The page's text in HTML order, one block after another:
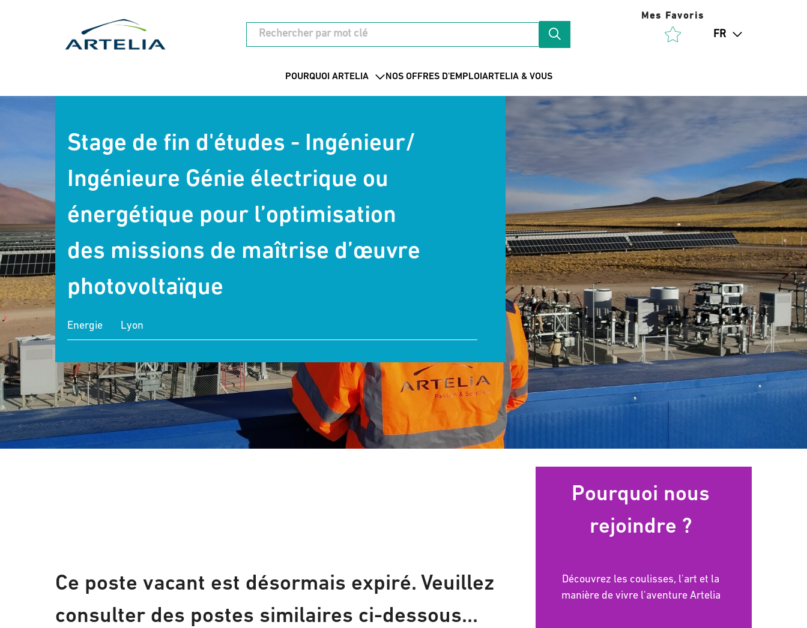
Mes Favoris
FR
POURQUOI ARTELIA NOS OFFRES D'EMPLOI ARTELIA & VOUS
Stage de fin d'études - Ingénieur/
Ingénieure Génie électrique ou
énergétique pour l’optimisation
des missions de maîtrise d’œuvre
photovoltaïque
Energie Lyon
Ce poste vacant est désormais expiré. Veuillez
consulter des postes similaires ci-dessous...
Pourquoi nous
rejoindre ?
Découvrez les coulisses, l'art et la
manière de vivre l'aventure Artelia